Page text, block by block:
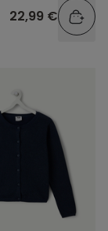
22,99 €